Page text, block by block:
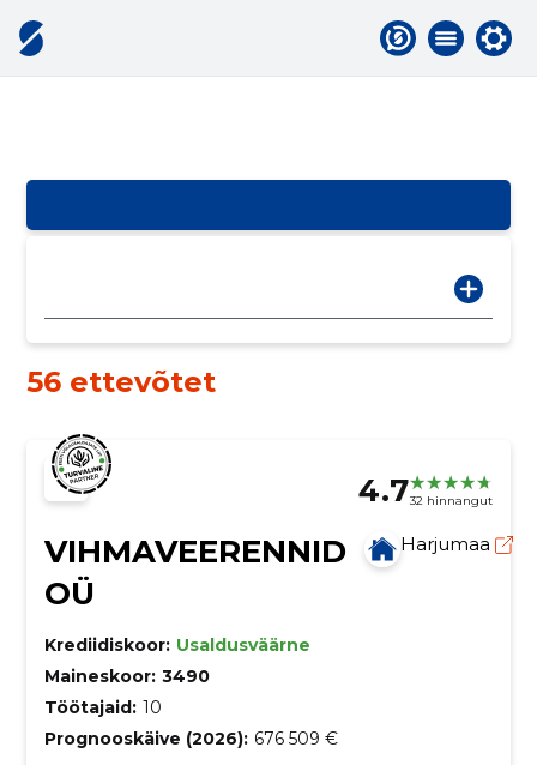
56 ettevõtet
4.732 hinnangut
VIHMAVEERENNID
OÜ
Harjumaa
Krediidiskoor: Usaldusväärne
Maineskoor: 3490
Töötajaid: 10
Prognooskäive (2026): 676 509 €